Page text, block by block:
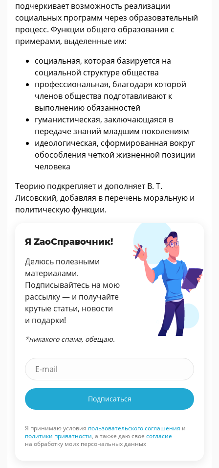
подчеркивает возможность реализации
социальных программ через образовательный
процесс. Функции общего образования с
примерами, выделенные им:
социальная, которая базируется на
социальной структуре общества
профессиональная, благодаря которой
членов общества подготавливают к
выполнению обязанностей
гуманистическая, заключающаяся в
передаче знаний младшим поколениям
идеологическая, сформированная вокруг
обособления четкой жизненной позиции
человека
Теорию подкрепляет и дополняет В. Т.
Лисовский, добавляя в перечень моральную и
политическую функции.
Я ZaoСправочник!
Делюсь полезными
материалами.
Подписывайтесь на мою
рассылку — и получайте
крутые статьи, новости
и подарки!
*никакого спама, обещаю.
Подписаться
Я принимаю условия пользовательского соглашения и
политики приватности, а также даю свое согласие
на обработку моих персональных данных